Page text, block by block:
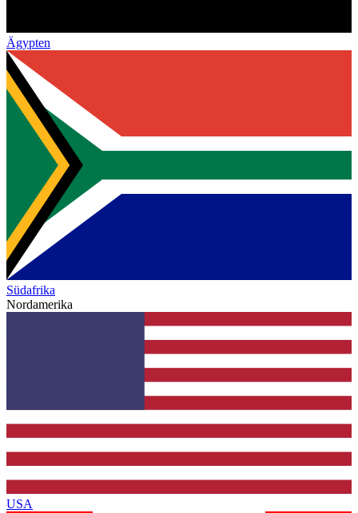
Ägypten
Südafrika
Nordamerika
USA